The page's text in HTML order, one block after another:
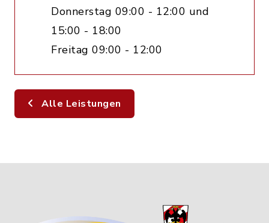
Donnerstag 09:00 - 12:00 und
15:00 - 18:00
Freitag 09:00 - 12:00
Alle Leistungen